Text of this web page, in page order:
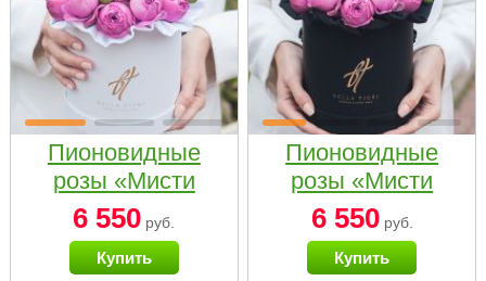
Пионовидные
розы «Мисти
бабблс» в белой
коробке Small
6 550 руб.
Купить
Пионовидные
розы «Мисти
бабблс» в
черной коробке
Small
6 550руб.
Купить